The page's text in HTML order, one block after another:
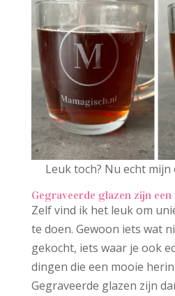
Leuk toch? Nu echt
Gegraveerde glazen zijn een
Zelf vind ik het leuk om
te doen. Gewoon iets wat
gekocht, iets waar je ook
dingen die een mooie
Gegraveerde glazen zijn